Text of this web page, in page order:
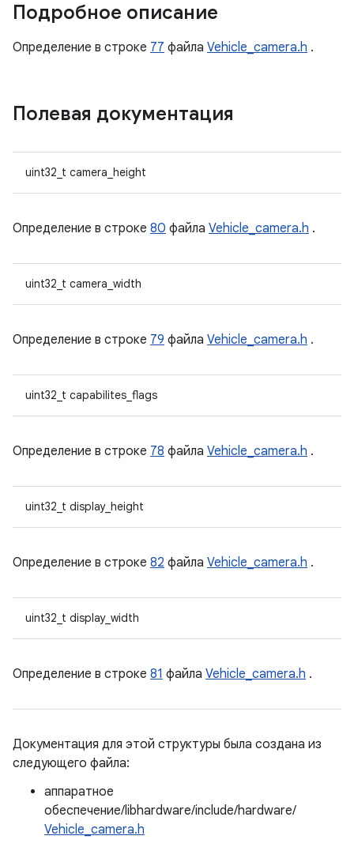
Подробное описание
Определение в строке 77 файла Vehicle_camera.h .
Полевая документация
uint32_t camera_height
Определение в строке 80 файла Vehicle_camera.h .
uint32_t camera_width
Определение в строке 79 файла Vehicle_camera.h .
uint32_t capabilites_flags
Определение в строке 78 файла Vehicle_camera.h .
uint32_t display_height
Определение в строке 82 файла Vehicle_camera.h .
uint32_t display_width
Определение в строке 81 файла Vehicle_camera.h .
Документация для этой структуры была создана из
следующего файла:
аппаратное
обеспечение/libhardware/include/hardware/
Vehicle_camera.h